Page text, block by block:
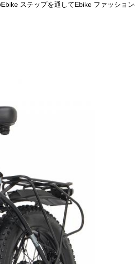
ステップを通してEbike ファッショ